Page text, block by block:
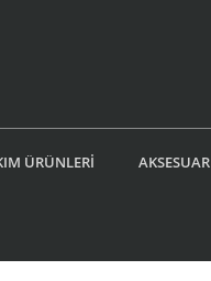
ÜRÜNLERİ AKSESUAR